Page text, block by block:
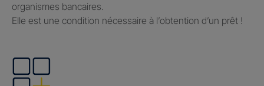
organismes bancaires.
Elle est une condition nécessaire à l’obtention d’un prêt !